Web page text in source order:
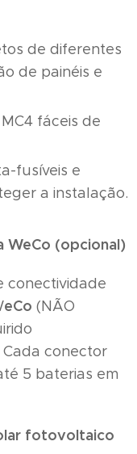
de diferentes
de painéis e
fáceis de
fusíveis e
a instalação.
WeCo (opcional)
conectividade
eCo (NÃO
conector
5 baterias em
fotovoltaico